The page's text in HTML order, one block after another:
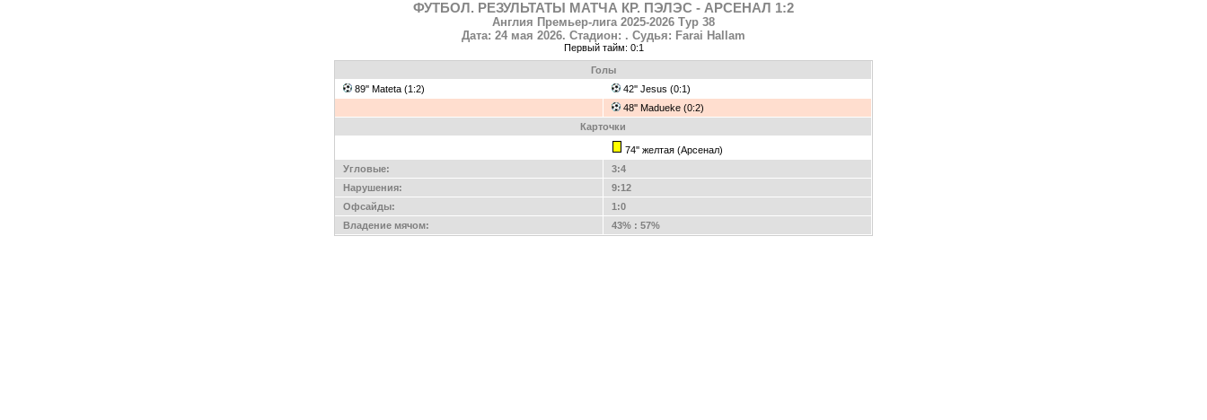
ФУТБОЛ. РЕЗУЛЬТАТЫ МАТЧА КР. ПЭЛЭС - АРСЕНАЛ 1:2
Англия Премьер-лига 2025-2026 Тур 38
Дата: 24 мая 2026. Стадион: . Судья: Farai Hallam
Первый тайм: 0:1
Голы
89'' Mateta (1:2)
42'' Jesus (0:1)
48'' Madueke (0:2)
Карточки
74'' желтая (Арсенал)
Угловые:
3:4
Нарушения:
9:12
Офсайды:
1:0
Владение мячом:
43% : 57%